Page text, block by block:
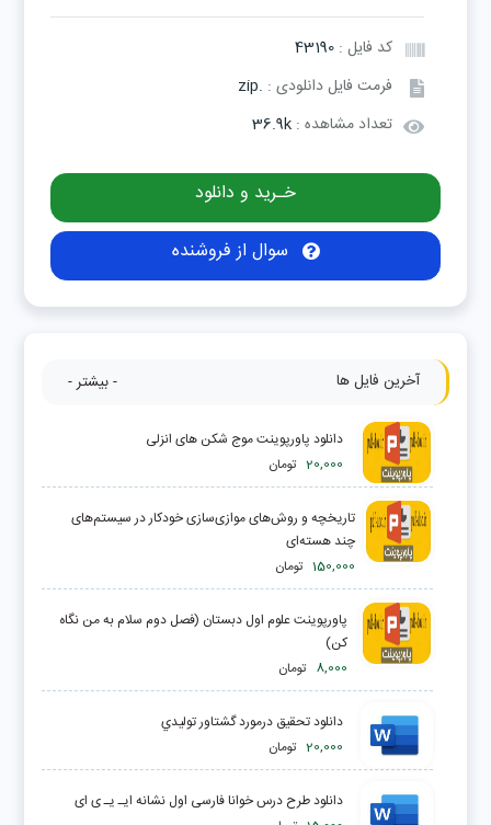
کد فایل :43190
فرمت فایل دانلودی : .zip
تعداد مشاهده :36.9k
خـرید و دانلود
سوال از فروشنده
آخرین فایل ها - بیشتر -
دانلود پاورپوینت موج شکن های انزلی
20,000 تومان
تاریخچه و روش‌های موازی‌سازی خودکار در سیستم‌های
چند هسته‌ای
150,000 تومان
پاورپوینت علوم اول دبستان (فصل دوم سلام به من نگاه
کن)
8,000 تومان
دانلود تحقیق درمورد گشتاور توليدي
20,000 تومان
دانلود طرح درس خوانا فارسی اول نشانه ایـ یـ ی ای